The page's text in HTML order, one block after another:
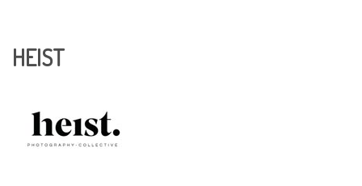
HEIST